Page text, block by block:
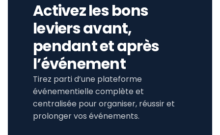
Activez les bons
leviers avant,
pendant et après
l’événement
Tirez parti d’une plateforme
événementielle complète et
centralisée pour organiser, réussir et
prolonger vos événements.